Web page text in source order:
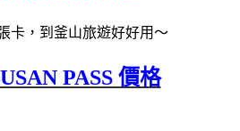
卡，到釜山旅遊好好用～
PASS 價格